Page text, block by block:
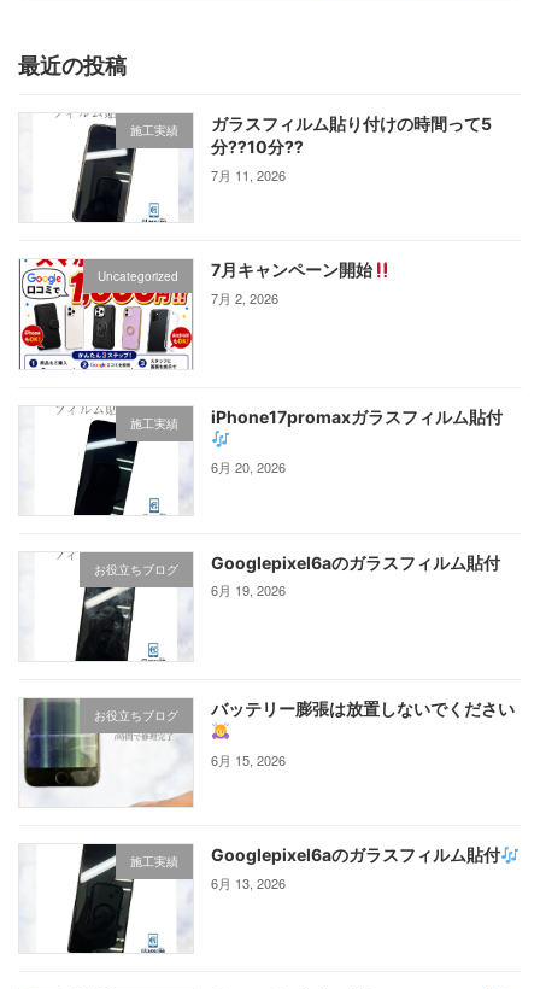
最近の投稿
施工実績
ガラスフィルム貼り付けの時間って5
分⁇10分⁇
7月 11, 2026
Uncategorized 7月キャンペーン開始
7月 2, 2026
施工実績 iPhone17promaxガラスフィルム貼付
6月 20, 2026
お役立ちブログ Googlepixel6aのガラスフィルム貼付
6月 19, 2026
お役立ちブログ バッテリー膨張は放置しないでください
6月 15, 2026
施工実績 Googlepixel6aのガラスフィルム貼付
6月 13, 2026